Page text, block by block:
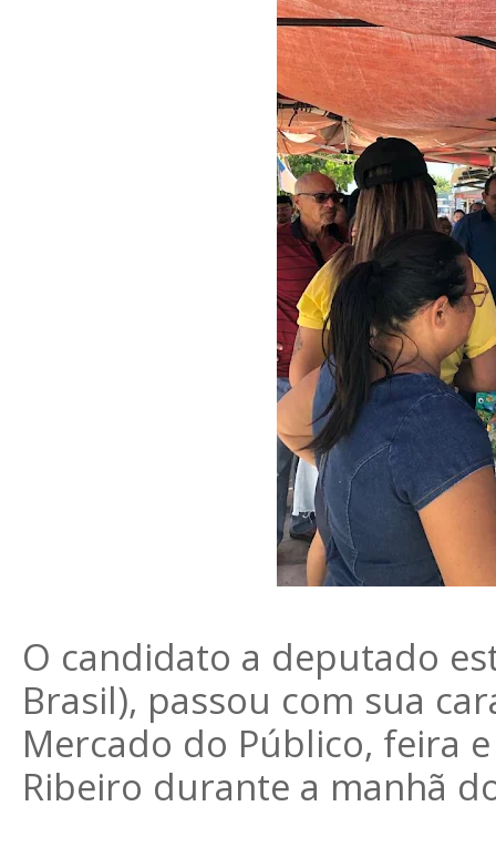
O candidato a deputado
Brasil), passou com sua
Mercado do Público, feira
Ribeiro durante a manhã